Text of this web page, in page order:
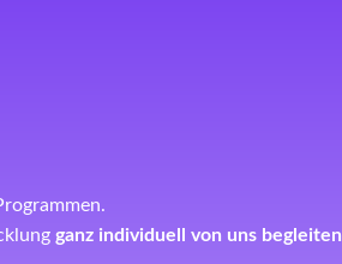
ganz individuell von uns begleiten